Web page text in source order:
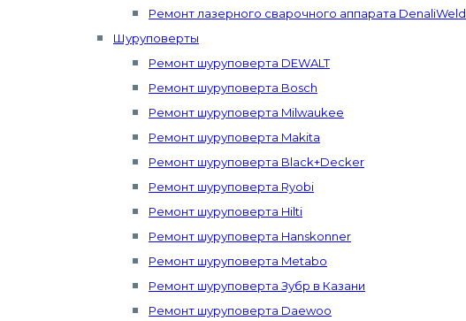
Ремонт лазерного сварочного аппарата DenaliWeld
Шуруповерты
Ремонт шуруповерта DEWALT
Ремонт шуруповерта Bosch
Ремонт шуруповерта Milwaukee
Ремонт шуруповерта Makita
Ремонт шуруповерта Black+Decker
Ремонт шуруповерта Ryobi
Ремонт шуруповерта Hilti
Ремонт шуруповерта Hanskonner
Ремонт шуруповерта Metabo
Ремонт шуруповерта Зубр в Казани
Ремонт шуруповерта Daewoo